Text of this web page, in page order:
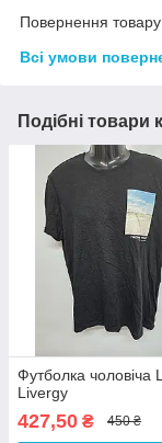
Повернення
Всі умови
Подібні товари
Футболка чоловіча L.
Livergy
427,50 ₴ 450 ₴